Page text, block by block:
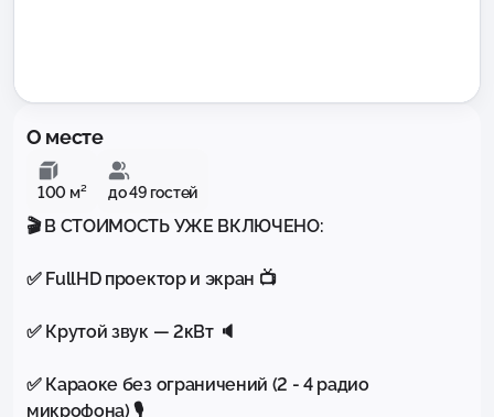
О месте
100 м² до 49 гостей
🎬 В СТОИМОСТЬ УЖЕ ВКЛЮЧЕНО:
✅ FullHD проектор и экран 📺
✅ Крутой звук — 2кВт 🔈
✅ Караоке без ограничений (2 - 4 радио
микрофона) 🎙️